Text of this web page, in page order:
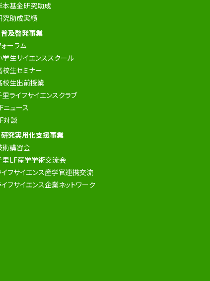
本基金研究助成
究助成実績
及啓発事業
ォーラム
学生サイエンススクール
校生セミナー
校生出前授業
里ライフサイエンスクラブ
ニュース
対談
究実用化支援事業
術講習会
里LF産学学術交流会
イフサイエンス産学官連携交流
イフサイエンス企業ネットワーク